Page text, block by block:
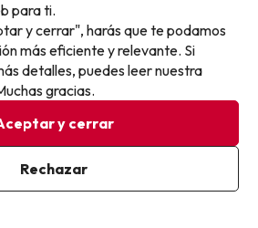
9.1
Viajó solo
9.4
en familia
no se te escape.
Ya estoy suscrito
leído y estar de acuerdo con la
para ti.
y cerrar", harás que te podamos
más eficiente y relevante. Si
detalles, puedes leer nuestra
gracias.
y cerrar
Rechazar